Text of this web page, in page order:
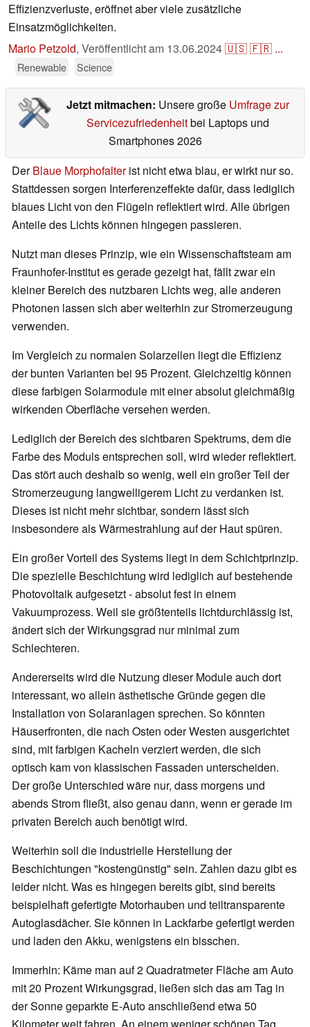
Effizienzverluste, eröffnet aber viele zusätzliche
Einsatzmöglichkeiten.
Mario Petzold, Veröffentlicht am 13.06.2024🇺🇸🇫🇷 ...
Renewable Science
Jetzt mitmachen: Unsere große Umfrage zur
Servicezufriedenheitbei Laptops und
Smartphones 2026
DerBlaue Morphofalterist nicht etwa blau, er wirkt nur so.
Stattdessen sorgen Interferenzeffekte dafür, dass lediglich
blaues Licht von den Flügeln reflektiert wird. Alle übrigen
Anteile des Lichts können hingegen passieren.
Nutzt man dieses Prinzip, wie ein Wissenschaftsteam am
Fraunhofer-Institut es gerade gezeigt hat, fällt zwar ein
kleiner Bereich des nutzbaren Lichts weg, alle anderen
Photonen lassen sich aber weiterhin zur Stromerzeugung
verwenden.
Im Vergleich zu normalen Solarzellen liegt die Effizienz
der bunten Varianten bei 95 Prozent. Gleichzeitig können
diese farbigen Solarmodule mit einer absolut gleichmäßig
wirkenden Oberfläche versehen werden.
Lediglich der Bereich des sichtbaren Spektrums, dem die
Farbe des Moduls entsprechen soll, wird wieder reflektiert.
Das stört auch deshalb so wenig, weil ein großer Teil der
Stromerzeugung langwelligerem Licht zu verdanken ist.
Dieses ist nicht mehr sichtbar, sondern lässt sich
insbesondere als Wärmestrahlung auf der Haut spüren.
Ein großer Vorteil des Systems liegt in dem Schichtprinzip.
Die spezielle Beschichtung wird lediglich auf bestehende
Photovoltaik aufgesetzt - absolut fest in einem
Vakuumprozess. Weil sie größtenteils lichtdurchlässig ist,
ändert sich der Wirkungsgrad nur minimal zum
Schlechteren.
Andererseits wird die Nutzung dieser Module auch dort
interessant, wo allein ästhetische Gründe gegen die
Installation von Solaranlagen sprechen. So könnten
Häuserfronten, die nach Osten oder Westen ausgerichtet
sind, mit farbigen Kacheln verziert werden, die sich
optisch kam von klassischen Fassaden unterscheiden.
Der große Unterschied wäre nur, dass morgens und
abends Strom fließt, also genau dann, wenn er gerade im
privaten Bereich auch benötigt wird.
Weiterhin soll die industrielle Herstellung der
Beschichtungen "kostengünstig" sein. Zahlen dazu gibt es
leider nicht. Was es hingegen bereits gibt, sind bereits
beispielhaft gefertigte Motorhauben und teiltransparente
Autoglasdächer. Sie können in Lackfarbe gefertigt werden
und laden den Akku, wenigstens ein bisschen.
Immerhin: Käme man auf 2 Quadratmeter Fläche am Auto
mit 20 Prozent Wirkungsgrad, ließen sich das am Tag in
der Sonne geparkte E-Auto anschließend etwa 50